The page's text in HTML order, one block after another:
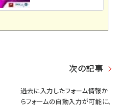
次の記事
過去に入力したフォーム情報か
らフォームの自動入力が可能に、